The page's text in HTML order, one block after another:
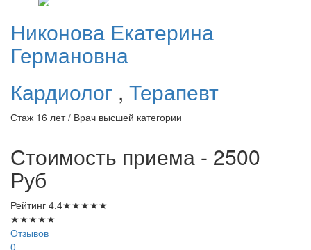
Никонова Екатерина
Германовна
Кардиолог , Терапевт
Стаж 16 лет / Врач высшей категории
Стоимость приема - 2500
Руб
Рейтинг 4.4★★★★★
★★★★★
Отзывов
0